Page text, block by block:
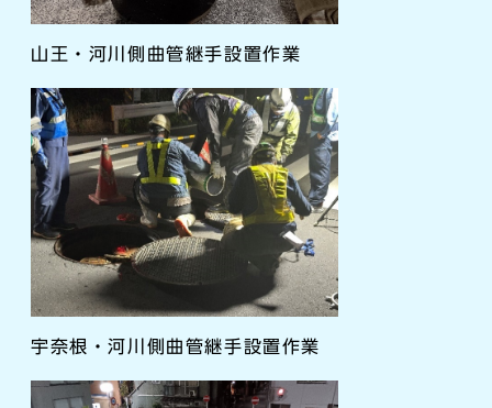
山王・河川側曲管継手設置作業
宇奈根・河川側曲管継手設置作業